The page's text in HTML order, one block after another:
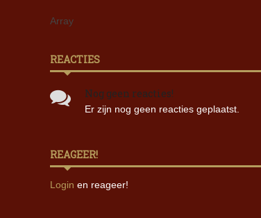
Array
REACTIES
Nog geen reacties!
Er zijn nog geen reacties geplaatst.
REAGEER!
Login en reageer!